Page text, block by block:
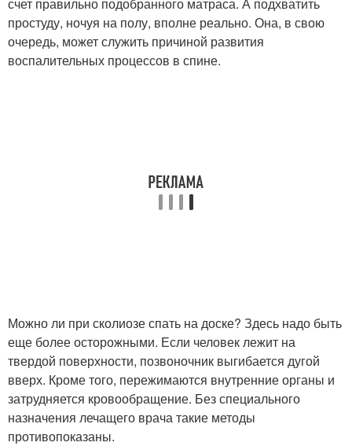
простуду, ночуя на полу, вполне реально. Она, в свою
очередь, может служить причиной развития
воспалительных процессов в спине.
Можно ли при сколиозе спать на доске? Здесь надо быть
еще более осторожными. Если человек лежит на
твердой поверхности, позвоночник выгибается дугой
вверх. Кроме того, пережимаются внутренние органы и
затрудняется кровообращение. Без специального
назначения лечащего врача такие методы
противопоказаны.